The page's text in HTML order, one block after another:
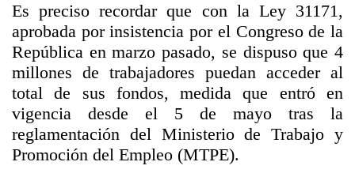
Es preciso recordar que con la Ley 31171,
aprobada por insistencia por el Congreso de la
República en marzo pasado, se dispuso que 4
millones de trabajadores puedan acceder al
total de sus fondos, medida que entró en
vigencia desde el 5 de mayo tras la
reglamentación del Ministerio de Trabajo y
Promoción del Empleo (MTPE).